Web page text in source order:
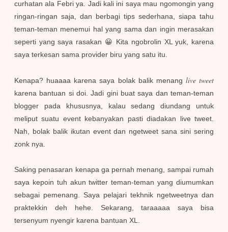
curhatan ala Febri ya. Jadi kali ini saya mau ngomongin yang
ringan-ringan saja, dan berbagi tips sederhana, siapa tahu
teman-teman menemui hal yang sama dan ingin merasakan
seperti yang saya rasakan 😀 Kita ngobrolin XL yuk, karena
saya terkesan sama provider biru yang satu itu.
Kenapa? huaaaa karena saya bolak balik menang live tweet
karena bantuan si doi. Jadi gini buat saya dan teman-teman
blogger pada khususnya, kalau sedang diundang untuk
meliput suatu event kebanyakan pasti diadakan live tweet.
Nah, bolak balik ikutan event dan ngetweet sana sini sering
zonk nya.
Saking penasaran kenapa ga pernah menang, sampai rumah
saya kepoin tuh akun twitter teman-teman yang diumumkan
sebagai pemenang. Saya pelajari tekhnik ngetweetnya dan
praktekkin deh hehe. Sekarang, taraaaaa saya bisa
tersenyum nyengir karena bantuan XL.